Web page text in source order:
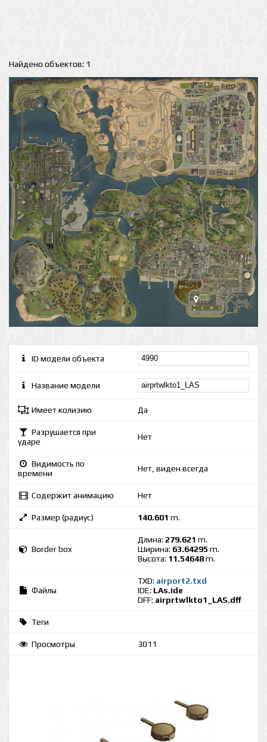
Найдено объектов: 1
ID модели объекта
Название модели
Имеет колизию Да
Разрушается при
ударе
Нет
Видимость по
времени
Нет, виден всегда
Содержит анимацию Нет
Размер (радиус) 140.601 m.
Border box
Длина: 279.621 m.
Ширина: 63.64295 m.
Высота: 11.54648m.
Файлы
TXD: airport2.txd
IDE: LAs.ide
DFF: airprtwlkto1_LAS.dff
Теги
Просмотры 3011